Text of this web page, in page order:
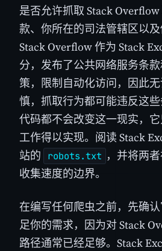
是否允许抓取 Stack
款、你所在的司法管辖区以及
Stack Overflow 作为 Stack
分，发布了公共网络服务条
策，限制自动化访问，因此
慎，抓取行为都可能违反这
代码都不会改变这一现实，
工作得以实现。阅读 Stack
站的
robots.txt ，并将两
收集速度的边界。
在编写任何爬虫之前，先确
足你的需求，因为对 Stack
路径通常已经足够。Stack